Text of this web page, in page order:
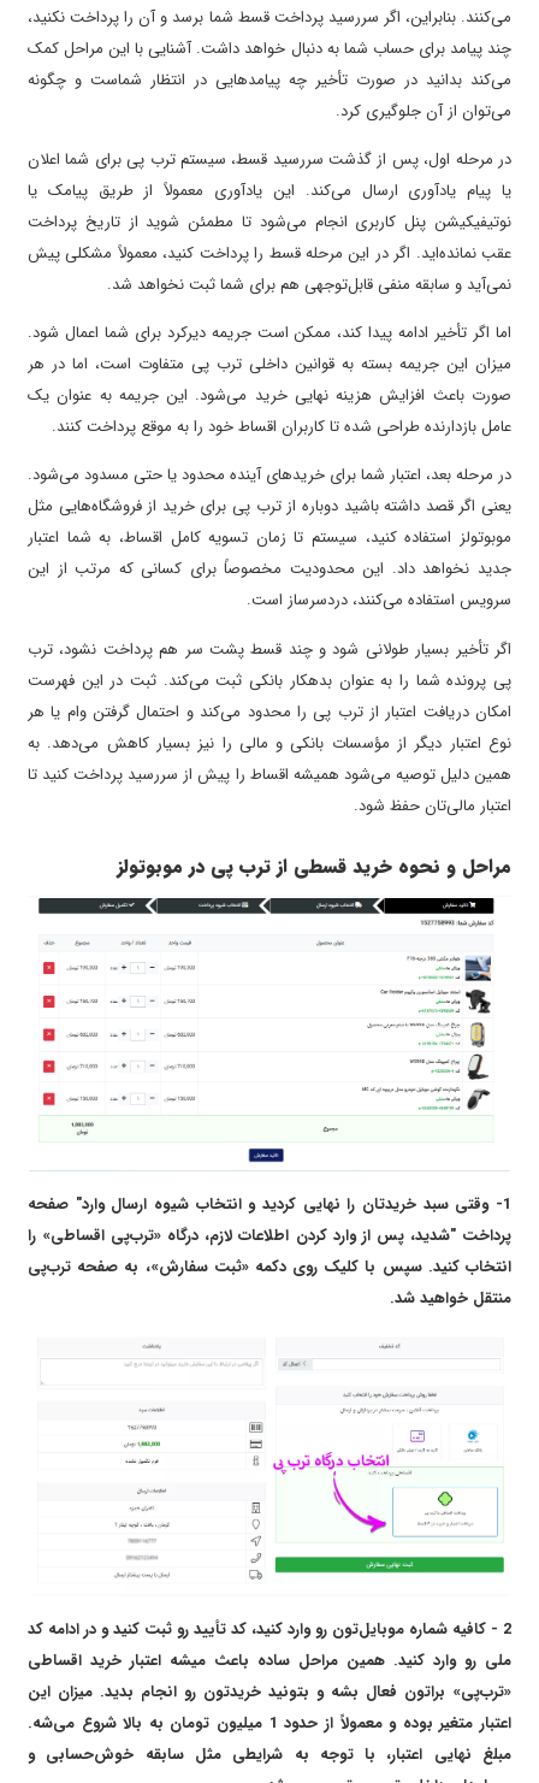
می‌کنند. بنابراین، اگر سررسید پرداخت قسط شما برسد و آن را پرداخت نکنید،
چند پیامد برای حساب شما به دنبال خواهد داشت. آشنایی با این مراحل کمک
می‌کند بدانید در صورت تأخیر چه پیامدهایی در انتظار شماست و چگونه
می‌توان از آن جلوگیری کرد.
در مرحله اول، پس از گذشت سررسید قسط، سیستم ترب پی برای شما اعلان
یا پیام یادآوری ارسال می‌کند. این یادآوری معمولاً از طریق پیامک یا
نوتیفیکیشن پنل کاربری انجام می‌شود تا مطمئن شوید از تاریخ پرداخت
عقب نمانده‌اید. اگر در این مرحله قسط را پرداخت کنید، معمولاً مشکلی پیش
نمی‌آید و سابقه منفی قابل‌توجهی هم برای شما ثبت نخواهد شد.
اما اگر تأخیر ادامه پیدا کند، ممکن است جریمه دیرکرد برای شما اعمال شود.
میزان این جریمه بسته به قوانین داخلی ترب پی متفاوت است، اما در هر
صورت باعث افزایش هزینه نهایی خرید می‌شود. این جریمه به عنوان یک
عامل بازدارنده طراحی شده تا کاربران اقساط خود را به موقع پرداخت کنند.
در مرحله بعد، اعتبار شما برای خریدهای آینده محدود یا حتی مسدود می‌شود.
یعنی اگر قصد داشته باشید دوباره از ترب پی برای خرید از فروشگاه‌هایی مثل
موبوتولز استفاده کنید، سیستم تا زمان تسویه کامل اقساط، به شما اعتبار
جدید نخواهد داد. این محدودیت مخصوصاً برای کسانی که مرتب از این
سرویس استفاده می‌کنند، دردسرساز است.
اگر تأخیر بسیار طولانی شود و چند قسط پشت سر هم پرداخت نشود، ترب
پی پرونده شما را به عنوان بدهکار بانکی ثبت می‌کند. ثبت در این فهرست
امکان دریافت اعتبار از ترب پی را محدود می‌کند و احتمال گرفتن وام یا هر
نوع اعتبار دیگر از مؤسسات بانکی و مالی را نیز بسیار کاهش می‌دهد. به
همین دلیل توصیه می‌شود همیشه اقساط را پیش از سررسید پرداخت کنید تا
اعتبار مالی‌تان حفظ شود.
مراحل و نحوه خرید قسطی از ترب پی در موبوتولز
1- وقتی سبد خریدتان را نهایی کردید و انتخاب شیوه ارسال وارد" صفحه
پرداخت "شدید، پس از وارد کردن اطلاعات لازم، درگاه «ترب‌پی اقساطی» را
انتخاب کنید. سپس با کلیک روی دکمه «ثبت سفارش»، به صفحه ترب‌پی
منتقل خواهید شد.
2 - کافیه شماره موبایل‌تون رو وارد کنید، کد تأیید رو ثبت کنید و در ادامه کد
ملی رو وارد کنید. همین مراحل ساده باعث میشه اعتبار خرید اقساطی
«ترب‌پی» براتون فعال بشه و بتونید خریدتون رو انجام بدید. میزان این
اعتبار متغیر بوده و معمولاً از حدود 1 میلیون تومان به بالا شروع می‌شه.
مبلغ نهایی اعتبار، با توجه به شرایطی مثل سابقه خوش‌حسابی و